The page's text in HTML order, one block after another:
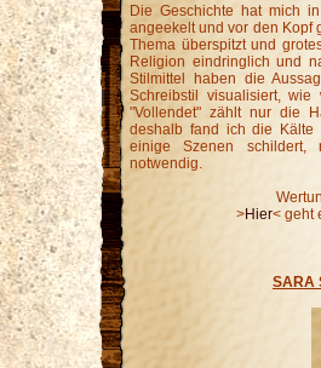
Die Geschichte hat mich
angeekelt und vor den Kopf
Thema überspitzt und
Religion eindringlich und
Stilmittel haben die
Schreibstil visualisiert,
"Vollendet" zählt nur die
deshalb fand ich die Kälte
einige Szenen schildert,
notwendig.
>Hier< geht
SARA